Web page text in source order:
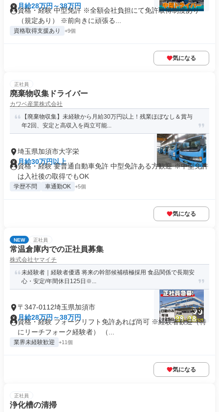
月給28万円～38万円
資格・経験 中型免許 ※全額会社負担にて免許取得制度あり
（規定あり） ※前向きに頑張る...
資格取得支援あり +9個
気になる
正社員
廃棄物収集ドライバー
カワベ産業株式会社
【廃棄物収集】未経験から月給30万円以上！残業ほぼなし＆賞与
年2回、安定と高収入を両立可能...
埼玉県加須市大字栄
月給30万円以上
資格・経験 要普通自動車免許 中型免許ある方歓迎 ※中型免許
は入社後の取得でもOK
学歴不問 車通勤OK +5個
気になる
NEW 正社員
常温倉庫内での正社員募集
株式会社ヤマイチ
未経験者｜経験者優遇 将来の幹部候補積極採用 食品関係で長期安
心・安定/年間休日125日※...
〒347-0112埼玉県加須市
月給28万円～38万円
資格・経験 フォークリフト免許あれば尚可 ※経験者歓迎（特
にリーチフォーク経験者） （...
業界未経験歓迎 +11個
気になる
正社員
浄化槽の清掃